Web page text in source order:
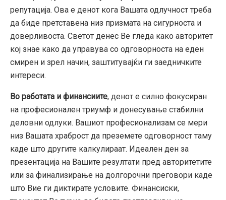
репутација. Ова е денот кога Вашата одлучност треба
да биде претставена низ призмата на сигурноста и
доверливоста. Светот денес Ве гледа како авторитет
кој знае како да управува со одговорноста на еден
смирен и зрел начин, заштитувајќи ги заедничките
интереси.
Во работата и финансиите, денот е силно фокусиран
на професионален триумф и донесување стабилни
деловни одлуки. Вашиот професионализам се мери
низ Вашата храброст да преземете одговорност таму
каде што другите калкулираат. Идеален ден за
презентација на Вашите резултати пред авторитетите
или за финализирање на долгорочни преговори каде
што Вие ги диктирате условите. Финансиски,